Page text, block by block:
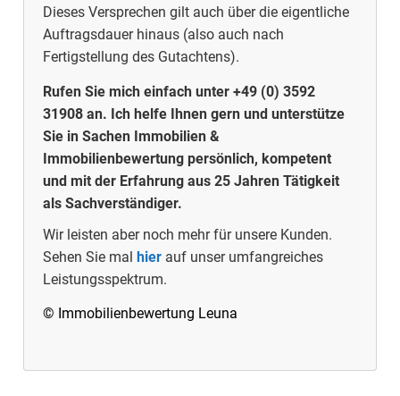
Dieses Versprechen gilt auch über die eigentliche
Auftragsdauer hinaus (also auch nach
Fertigstellung des Gutachtens).
Rufen Sie mich einfach unter +49 (0) 3592
31908 an. Ich helfe Ihnen gern und unterstütze
Sie in Sachen Immobilien &
Immobilienbewertung persönlich, kompetent
und mit der Erfahrung aus 25 Jahren Tätigkeit
als Sachverständiger.
Wir leisten aber noch mehr für unsere Kunden.
Sehen Sie mal
hier auf unser umfangreiches
Leistungsspektrum.
© Immobilienbewertung Leuna